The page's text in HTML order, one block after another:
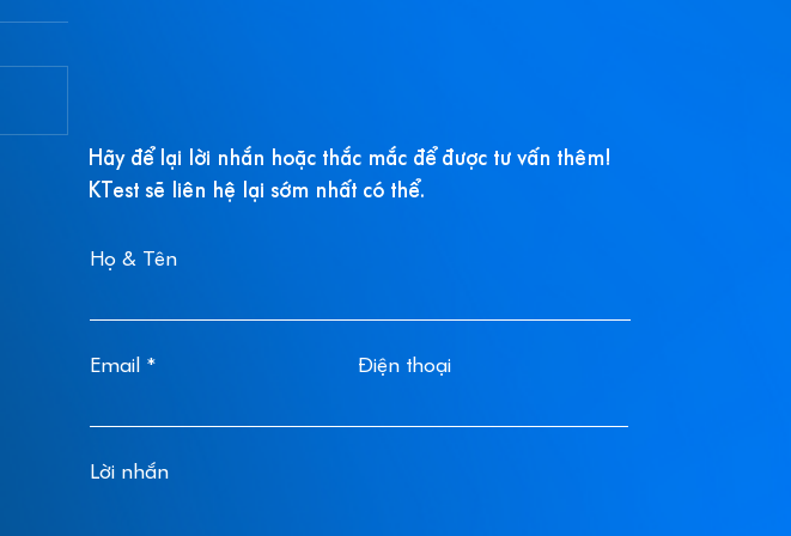
THÔNG BÁO CHƯƠNG
TRÌNH “TÀI TRỢ DỰ ÁN
VÀ CÔNG NGHỆ” - KT-
Hãy để lại lời nhắn hoặc thắc mắc để được tư vấn thêm!
KTest sẽ liên hệ lại sớm nhất có thể.
Họ & Tên
Email Điện thoại
Lời nhắn